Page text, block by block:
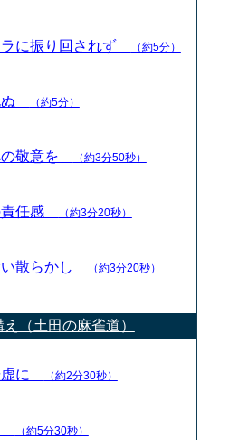
ラに振り回されず （約5分）
ぬ （約5分）
の敬意を （約3分50秒）
責任感 （約3分20秒）
い散らかし （約3分20秒）
（土田の麻雀道）
虚に （約2分30秒）
（約5分30秒）